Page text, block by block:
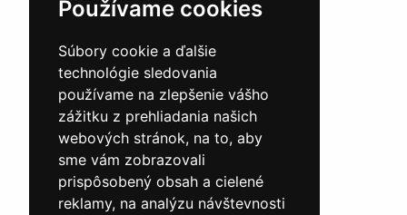
Používame cookies
Súbory cookie a ďalšie
technológie sledovania
používame na zlepšenie vášho
zážitku z prehliadania našich
webových stránok, na to, aby
sme vám zobrazovali
prispôsobený obsah a cielené
reklamy, na analýzu návštevnosti